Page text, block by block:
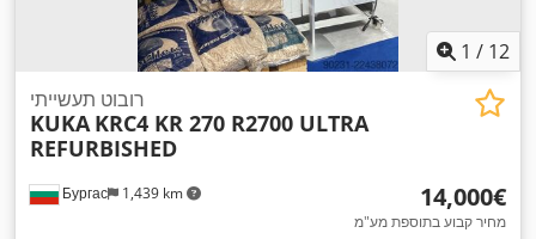
1 / 12
Бургас 1,439 km
רובוט תעשייתי
KUKA KRC4 KR 270 R2700 ULTRA
REFURBISHED
‏14,000 ‏€
מחיר קבוע בתוספת מע"מ